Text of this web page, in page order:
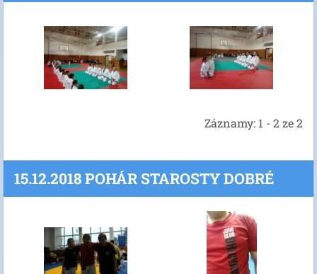
Záznamy: 1 - 2 ze 2
15.12.2018 POHÁR STAROSTY DOBRÉ